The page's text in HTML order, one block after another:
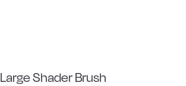
Large Shader Brush